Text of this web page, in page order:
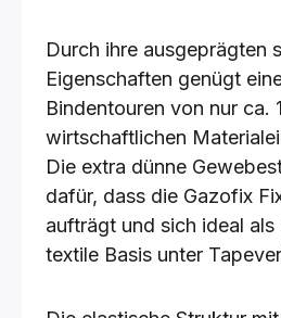
Durch ihre ausgeprägten
Eigenschaften genügt
Bindentouren von nur ca.
wirtschaftlichen
Die extra dünne
dafür, dass die Gazofix
aufträgt und sich ideal
textile Basis unter